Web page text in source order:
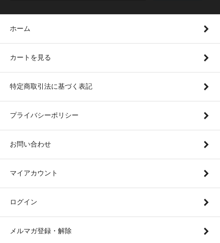
ホーム
カートを見る
特定商取引法に基づく表記
プライバシーポリシー
お問い合わせ
マイアカウント
ログイン
メルマガ登録・解除